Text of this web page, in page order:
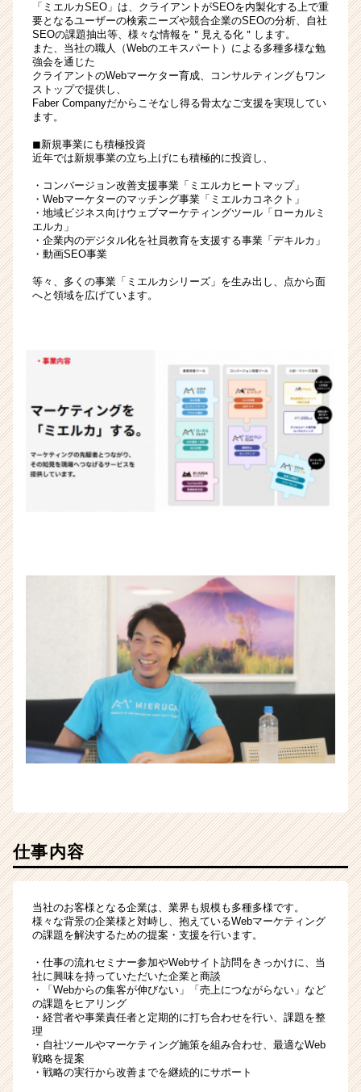
く
就
活
イ
ト
キ
ャ
リ
ア
（CheerCareer）
「ミエルカSEO」は、クライアントがSEOを内製化する上で重
要となるユーザーの検索ニーズや競合企業のSEOの分析、自社
SEOの課題抽出等、様々な情報を＂見える化＂します。
また、当社の職人（Webのエキスパート）による多種多様な勉
強会を通じた
クライアントのWebマーケター育成、コンサルティングもワン
ストップで提供し、
Faber Companyだからこそなし得る骨太なご支援を実現してい
ます。
◼︎新規事業にも積極投資
近年では新規事業の立ち上げにも積極的に投資し、
・コンバージョン改善支援事業「ミエルカヒートマップ」
・Webマーケターのマッチング事業「ミエルカコネクト」
・地域ビジネス向けウェブマーケティングツール「ローカルミ
エルカ」
・企業内のデジタル化を社員教育を支援する事業「デキルカ」
・動画SEO事業
等々、多くの事業「ミエルカシリーズ」を生み出し、点から面
へと領域を広げています。
仕事内容
当社のお客様となる企業は、業界も規模も多種多様です。
様々な背景の企業様と対峙し、抱えているWebマーケティング
の課題を解決するための提案・支援を行います。
・仕事の流れセミナー参加やWebサイト訪問をきっかけに、当
社に興味を持っていただいた企業と商談
・「Webからの集客が伸びない」「売上につながらない」など
の課題をヒアリング
・経営者や事業責任者と定期的に打ち合わせを行い、課題を整
理
・自社ツールやマーケティング施策を組み合わせ、最適なWeb
戦略を提案
・戦略の実行から改善までを継続的にサポート